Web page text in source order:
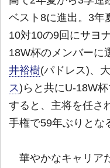
ベスト8に進出。3年
10対10の9回にサヨ
18W杯のメンバーに
井裕樹(パドレス)、
ス)らと共にU-18W
すると、主将を任さ
手権で59年ぶりとな
華やかなキャリア